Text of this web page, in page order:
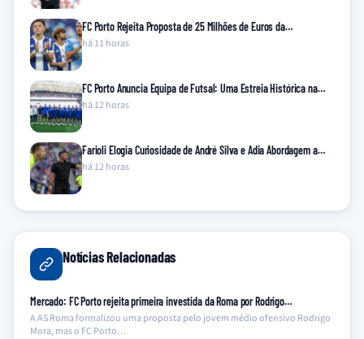
FC Porto Rejeita Proposta de 25 Milhões de Euros da…
há 11 horas
FC Porto Anuncia Equipa de Futsal: Uma Estreia Histórica na…
há 12 horas
Farioli Elogia Curiosidade de André Silva e Adia Abordagem a…
há 12 horas
Notícias Relacionadas
Mercado: FC Porto rejeita primeira investida da Roma por Rodrigo…
A AS Roma formalizou uma proposta pelo jovem médio ofensivo Rodrigo
Mora, mas o FC Porto…